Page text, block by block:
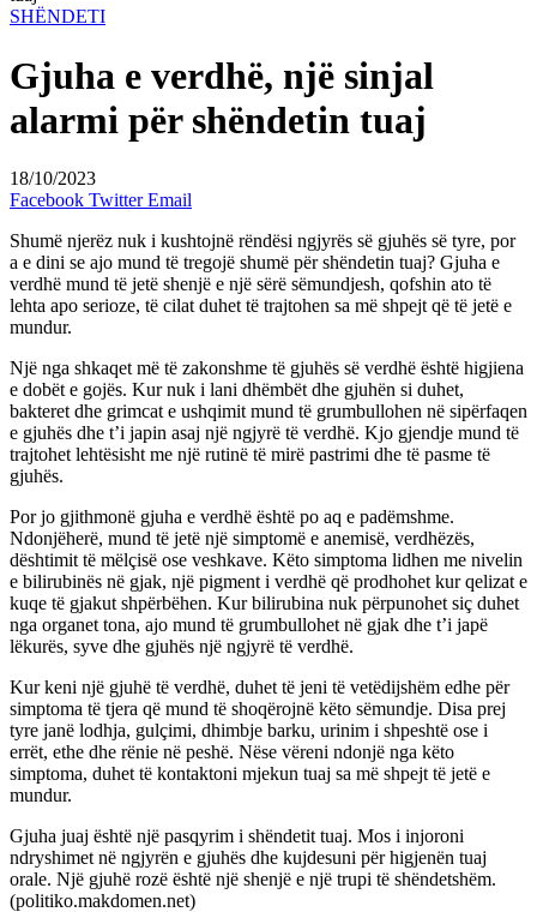
SHËNDETI
Gjuha e verdhë, një sinjal
alarmi për shëndetin tuaj
18/10/2023
Facebook Twitter Email
Shumë njerëz nuk i kushtojnë rëndësi ngjyrës së gjuhës së tyre, por
a e dini se ajo mund të tregojë shumë për shëndetin tuaj? Gjuha e
verdhë mund të jetë shenjë e një sërë sëmundjesh, qofshin ato të
lehta apo serioze, të cilat duhet të trajtohen sa më shpejt që të jetë e
mundur.
Një nga shkaqet më të zakonshme të gjuhës së verdhë është higjiena
e dobët e gojës. Kur nuk i lani dhëmbët dhe gjuhën si duhet,
bakteret dhe grimcat e ushqimit mund të grumbullohen në sipërfaqen
e gjuhës dhe t’i japin asaj një ngjyrë të verdhë. Kjo gjendje mund të
trajtohet lehtësisht me një rutinë të mirë pastrimi dhe të pasme të
gjuhës.
Por jo gjithmonë gjuha e verdhë është po aq e padëmshme.
Ndonjëherë, mund të jetë një simptomë e anemisë, verdhëzës,
dështimit të mëlçisë ose veshkave. Këto simptoma lidhen me nivelin
e bilirubinës në gjak, një pigment i verdhë që prodhohet kur qelizat e
kuqe të gjakut shpërbëhen. Kur bilirubina nuk përpunohet siç duhet
nga organet tona, ajo mund të grumbullohet në gjak dhe t’i japë
lëkurës, syve dhe gjuhës një ngjyrë të verdhë.
Kur keni një gjuhë të verdhë, duhet të jeni të vetëdijshëm edhe për
simptoma të tjera që mund të shoqërojnë këto sëmundje. Disa prej
tyre janë lodhja, gulçimi, dhimbje barku, urinim i shpeshtë ose i
errët, ethe dhe rënie në peshë. Nëse vëreni ndonjë nga këto
simptoma, duhet të kontaktoni mjekun tuaj sa më shpejt të jetë e
mundur.
Gjuha juaj është një pasqyrim i shëndetit tuaj. Mos i injoroni
ndryshimet në ngjyrën e gjuhës dhe kujdesuni për higjenën tuaj
orale. Një gjuhë rozë është një shenjë e një trupi të shëndetshëm.
(politiko.makdomen.net)